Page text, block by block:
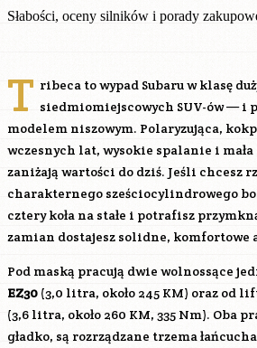
Słabości, oceny silników i porady
T ribeca to wypad Subaru w klasę
siedmiomiejscowych SUV-ów — i
modelem niszowym. Polaryzująca,
wczesnych lat, wysokie spalanie i
zaniżają wartości do dziś. Jeśli chcesz
charakternego sześciocylindrowego
cztery koła na stałe i potrafisz
zamian dostajesz solidne, komfortowe
Pod maską pracują dwie wolnossące
EZ30 (3,0 litra, około 245 KM) oraz od
(3,6 litra, około 260 KM, 335 Nm). Oba
gładko, są rozrządzane trzema